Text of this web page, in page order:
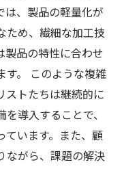
は、製品の軽量化が
ため、繊細な加工技
製品の特性に合わせ
す。 このような複雑
ストたちは継続的に
導入することで、
ています。また、顧
ながら、課題の解決